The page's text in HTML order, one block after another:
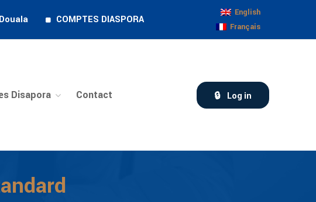
COMPTES DIASPORA
English
Français
Disapora Contact Log in